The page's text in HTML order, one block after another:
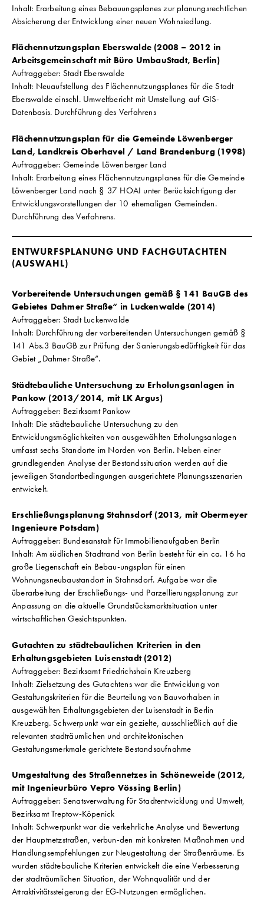
Inhalt: Erarbeitung eines Bebauungsplanes zur planungsrechtlichen
Absicherung der Entwicklung einer neuen Wohnsiedlung.
Flächennutzungsplan Eberswalde (2008 – 2012 in
Arbeitsgemeinschaft mit Büro UmbauStadt, Berlin)
Auftraggeber: Stadt Eberswalde
Inhalt: Neuaufstellung des Flächennutzungsplanes für die Stadt
Eberswalde einschl. Umweltbericht mit Umstellung auf GIS-
Datenbasis. Durchführung des Verfahrens
Flächennutzungsplan für die Gemeinde Löwenberger
Land, Landkreis Oberhavel / Land Brandenburg (1998)
Auftraggeber: Gemeinde Löwenberger Land
Inhalt: Erarbeitung eines Flächennutzungsplanes für die Gemeinde
Löwenberger Land nach § 37 HOAI unter Berücksichtigung der
Entwicklungsvorstellungen der 10 ehemaligen Gemeinden.
Durchführung des Verfahrens.
ENTWURFSPLANUNG UND FACHGUTACHTEN
(AUSWAHL)
Vorbereitende Untersuchungen gemäß § 141 BauGB des
Gebietes Dahmer Straße“ in Luckenwalde (2014)
Auftraggeber: Stadt Luckenwalde
Inhalt: Durchführung der vorbereitenden Untersuchungen gemäß §
141 Abs.3 BauGB zur Prüfung der Sanierungsbedürftigkeit für das
Gebiet „Dahmer Straße“.
Städtebauliche Untersuchung zu Erholungsanlagen in
Pankow (2013/2014, mit LK Argus)
Auftraggeber: Bezirksamt Pankow
Inhalt: Die städtebauliche Untersuchung zu den
Entwicklungsmöglichkeiten von ausgewählten Erholungsanlagen
umfasst sechs Standorte im Norden von Berlin. Neben einer
grundlegenden Analyse der Bestandssituation werden auf die
jeweiligen Standortbedingungen ausgerichtete Planungsszenarien
entwickelt.
Erschließungsplanung Stahnsdorf (2013, mit Obermeyer
Ingenieure Potsdam)
Auftraggeber: Bundesanstalt für Immobilienaufgaben Berlin
Inhalt: Am südlichen Stadtrand von Berlin besteht für ein ca. 16 ha
große Liegenschaft ein Bebau-ungsplan für einen
Wohnungsneubaustandort in Stahnsdorf. Aufgabe war die
überarbeitung der Erschließungs- und Parzellierungsplanung zur
Anpassung an die aktuelle Grundstücksmarktsituation unter
wirtschaftlichen Gesichtspunkten.
Gutachten zu städtebaulichen Kriterien in den
Erhaltungsgebieten Luisenstadt (2012)
Auftraggeber: Bezirksamt Friedrichshain Kreuzberg
Inhalt: Zielsetzung des Gutachtens war die Entwicklung von
Gestaltungskriterien für die Beurteilung von Bauvorhaben in
ausgewählten Erhaltungsgebieten der Luisenstadt in Berlin
Kreuzberg. Schwerpunkt war ein gezielte, ausschließlich auf die
relevanten stadträumlichen und architektonischen
Gestaltungsmerkmale gerichtete Bestandsaufnahme
Umgestaltung des Straßennetzes in Schöneweide (2012,
mit Ingenieurbüro Vepro Vössing Berlin)
Auftraggeber: Senatsverwaltung für Stadtentwicklung und Umwelt,
Bezirksamt Treptow-Köpenick
Inhalt: Schwerpunkt war die verkehrliche Analyse und Bewertung
der Hauptnetzstraßen, verbun-den mit konkreten Maßnahmen und
Handlungsempfehlungen zur Neugestaltung der Straßenräume. Es
wurden städtebauliche Kriterien entwickelt die eine Verbesserung
der stadträumlichen Situation, der Wohnqualität und der
Attraktivitätssteigerung der EG-Nutzungen ermöglichen.